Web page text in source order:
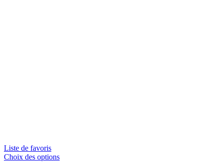
Liste de favoris
Choix des options